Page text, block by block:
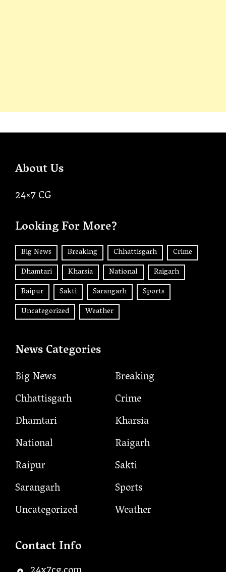
About Us
24×7 CG
Looking For More?
Big News Breaking Chhattisgarh
Crime
Dhamtari
Kharsia National
Raigarh
Raipur
Sakti Sarangarh
Sports
Uncategorized
Weather
News Categories
Big News
Breaking
Chhattisgarh
Crime
Dhamtari
Kharsia
National
Raigarh
Raipur
Sakti
Sarangarh
Sports
Uncategorized
Weather
Contact Info